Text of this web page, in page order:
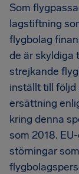
Som
lagstiftning
flygbolag
de är skyldiga
strejkande
inställt till följd
ersättning
kring denna
som 2018.
störningar